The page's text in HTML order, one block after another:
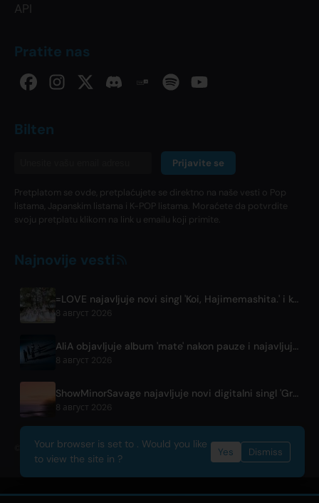
API
Pratite nas
Bilten
Prijavite se
Pretplatom se ovde, pretplaćujete se direktno na naše vesti o Pop
listama, Japanskim listama i K-POP listama. Moraćete da potvrdite
svoju pretplatu klikom na link u emailu koji primite.
Najnovije vesti
=LOVE najavljuje novi singl 'Koi, Hajimemashita.' i koncerte u Tokio Domu
8 август 2026
AliA objavljuje album 'mate' nakon pauze i najavljuje live nastup u Tokiju
8 август 2026
ShowMinorSavage najavljuje novi digitalni singl 'Gradation'
8 август 2026
© 2026 OnlyHit. All rights reserved. - Metadata provided byACRCloud
Your browser is set to . Would you like
to view the site in ?
Yes Dismiss